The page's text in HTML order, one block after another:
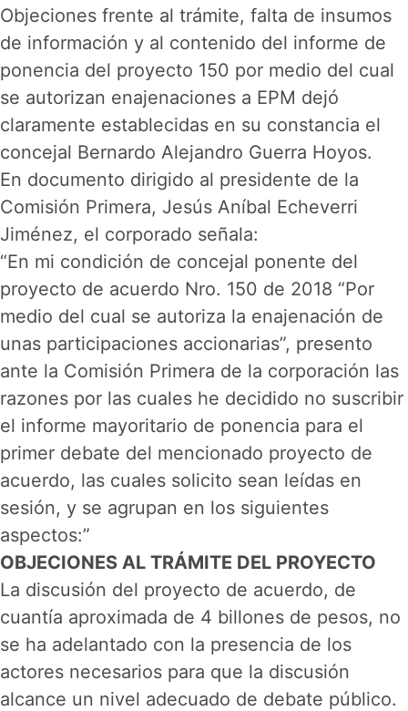
Objeciones frente al trámite, falta de insumos
de información y al contenido del informe de
ponencia del proyecto 150 por medio del cual
se autorizan enajenaciones a EPM dejó
claramente establecidas en su constancia el
concejal Bernardo Alejandro Guerra Hoyos.
En documento dirigido al presidente de la
Comisión Primera, Jesús Aníbal Echeverri
Jiménez, el corporado señala:
“En mi condición de concejal ponente del
proyecto de acuerdo Nro. 150 de 2018 “Por
medio del cual se autoriza la enajenación de
unas participaciones accionarias”, presento
ante la Comisión Primera de la corporación las
razones por las cuales he decidido no suscribir
el informe mayoritario de ponencia para el
primer debate del mencionado proyecto de
acuerdo, las cuales solicito sean leídas en
sesión, y se agrupan en los siguientes
aspectos:”
OBJECIONES AL TRÁMITE DEL PROYECTO
La discusión del proyecto de acuerdo, de
cuantía aproximada de 4 billones de pesos, no
se ha adelantado con la presencia de los
actores necesarios para que la discusión
alcance un nivel adecuado de debate público.